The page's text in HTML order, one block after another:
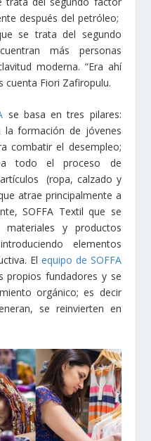
después del petróleo;
se trata del segundo
más personas
moderna. “Era ahí
cuenta Fiori Zafiropulu.
se basa en tres pilares:
la formación de jóvenes
combatir el desempleo;
todo el proceso de
(ropa, calzado y
atrae principalmente a
SOFFA Textil que se
y productos
elementos
El equipo de SOFFA
propios fundadores y se
orgánico; es decir
se reinvierten en